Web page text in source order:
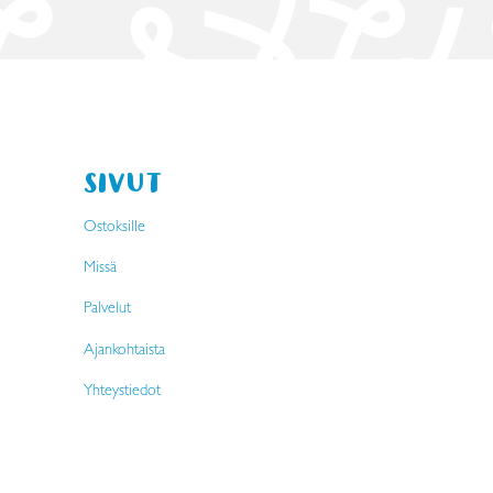
SIVUT
Ostoksille
Missä
Palvelut
Ajankohtaista
Yhteystiedot